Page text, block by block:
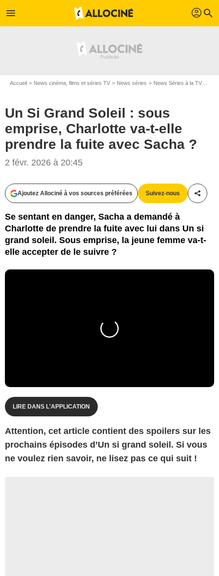
menu profil search
Accueil News cinéma, films et séries TV News séries News Séries à la TV
Un Si Grand Soleil : sous
emprise, Charlotte va-t-elle
prendre la fuite avec Sacha ?
2 févr. 2026 à 20:45
Ajoutez Allociné à vos sources préférées Suivez-nous
Se sentant en danger, Sacha a demandé à
Charlotte de prendre la fuite avec lui dans Un si
grand soleil. Sous emprise, la jeune femme va-t-
elle accepter de le suivre ?
LIRE DANS L'APPLICATION
Attention, cet article contient des spoilers sur les
prochains épisodes d’Un si grand soleil. Si vous
ne voulez rien savoir, ne lisez pas ce qui suit !